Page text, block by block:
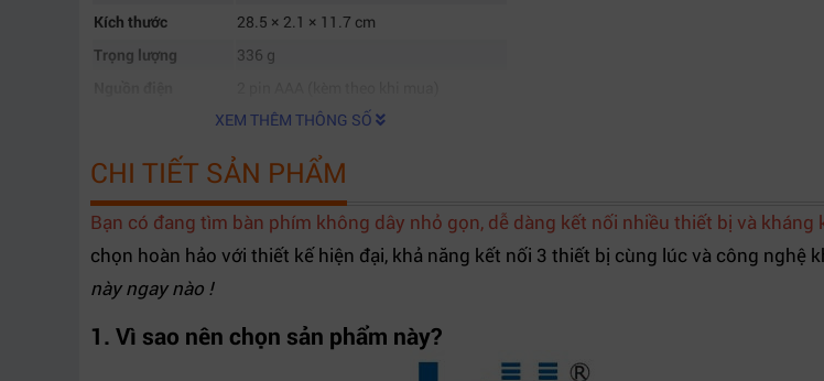
Kích thước
28.5 × 2.1 × 11.7 cm
Trọng lượng
336 g
XEM THÊM THÔNG SỐ
CHI TIẾT SẢN PHẨM
Bạn có đang tìm bàn phím không dây nhỏ gọn, dễ dàng kết nối nhiều thiết bị và kháng
chọn hoàn hảo với thiết kế hiện đại, khả năng kết nối 3 thiết bị cùng lúc và công nghệ
này ngay nào !
1. Vì sao nên chọn sản phẩm này?